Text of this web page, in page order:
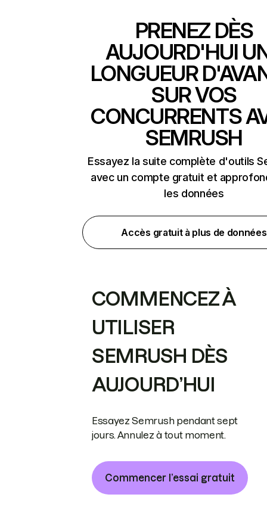
PRENEZ DÈS
AUJOURD'HUI
LONGUEUR
SUR VOS
CONCURRENTS
SEMRUSH
Essayez la suite complète d'outils
avec un compte gratuit et
les données
Accès gratuit à plus de données
COMMENCEZ À
UTILISER
SEMRUSH DÈS
AUJOURD’HUI
Essayez Semrush pendant sept
jours. Annulez à tout moment.
Commencer l’essai gratuit